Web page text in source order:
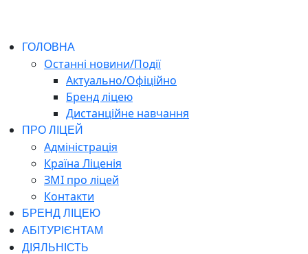
ГОЛОВНА
Останні новини/Події
Актуально/Офіційно
Бренд ліцею
Дистанційне навчання
ПРО ЛІЦЕЙ
Адміністрація
Країна Ліценія
ЗМІ про ліцей
Контакти
БРЕНД ЛІЦЕЮ
АБІТУРІЄНТАМ
ДІЯЛЬНІСТЬ